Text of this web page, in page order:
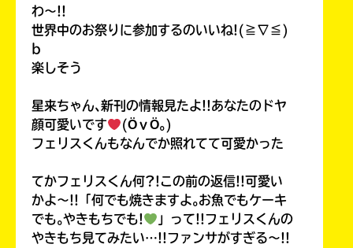
わ〜!!
世界中のお祭りに参加するのいいね!(≧∇≦)
b
楽しそう
星来ちゃん､新刊の情報見たよ!!あなたのドヤ
顔可愛いです
(ӦｖӦ｡)
フェリスくんもなんでか照れてて可愛かった
てかフェリスくん何?!この前の返信!!可愛い
かよ〜!!「何でも焼きますよ｡お魚でもケーキ
でも｡やきもちでも!
」って!!フェリスくんの
やきもち見てみたい…!!ファンサがすぎる〜!!